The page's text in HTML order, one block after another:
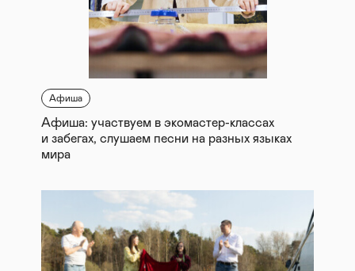
Афиша
Афиша: участвуем в экомастер-классах
и забегах, слушаем песни на разных языках
мира